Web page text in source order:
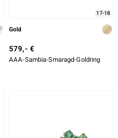
17-18
Gold
579,- €
AAA-Sambia-Smaragd-Goldring